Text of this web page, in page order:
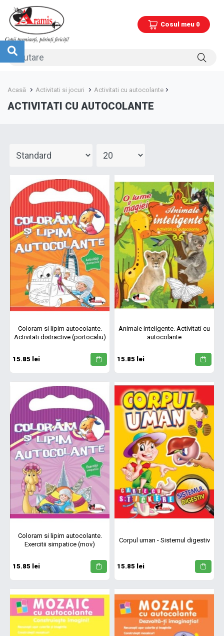
Cosul meu 0
Acasă Activitati si jocuri Activitati cu autocolante
ACTIVITATI CU AUTOCOLANTE
Coloram si lipim autocolante.
Activitati distractive (portocaliu)
15.85 lei
Animale inteligente. Activitati cu
autocolante
15.85 lei
Coloram si lipim autocolante.
Exercitii simpatice (mov)
15.85 lei
Corpul uman - Sistemul digestiv
15.85 lei